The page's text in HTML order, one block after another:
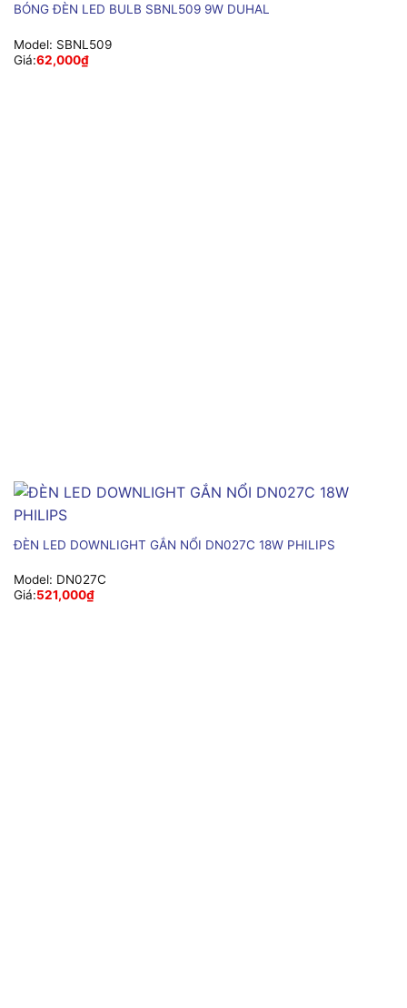
BÓNG ĐÈN LED BULB SBNL509 9W DUHAL
Model: SBNL509
Giá:62,000₫
ĐÈN LED DOWNLIGHT GẮN NỔI DN027C 18W PHILIPS
Model: DN027C
Giá:521,000₫